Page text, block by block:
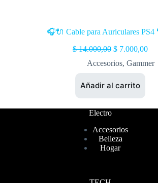
🎧🔌 Cable para Auriculares PS4
$14.000,00 $ 7.000,00
Accesorios, Gammer
Añadir al carrito
Electro
Accesorios
Belleza
Hogar